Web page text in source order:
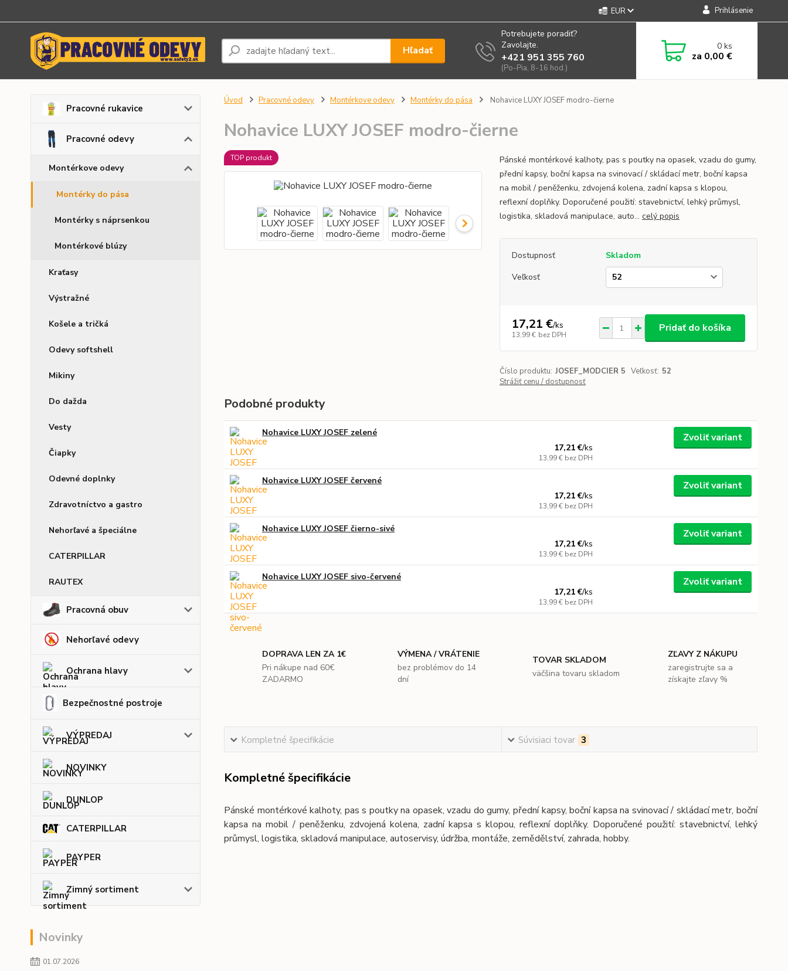
EUR Prihlásenie
Hľadať
Potrebujete poradiť?
Zavolajte.
+421 951 355 760
(Po-Pia, 8-16 hod.)
0ks
za 0,00 €
Pracovné rukavice
Pracovné odevy
Montérkove odevy
Montérky do pása
Montérky s náprsenkou
Montérkové blúzy
Kraťasy
Výstražné
Košele a tričká
Odevy softshell
Mikiny
Do dažda
Vesty
Čiapky
Odevné doplnky
Zdravotníctvo a gastro
Nehorľavé a špeciálne
CATERPILLAR
RAUTEX
Pracovná obuv
Nehorľavé odevy
Ochrana hlavy
Bezpečnostné postroje
VÝPREDAJ
NOVINKY
DUNLOP
CATERPILLAR
PAYPER
Zimný sortiment
Novinky
01.07.2026
Úvod Pracovné odevy Montérkove odevy Montérky do pása Nohavice LUXY JOSEF modro-čierne
Nohavice LUXY JOSEF modro-čierne
TOP produkt
Pánské montérkové kalhoty, pas s poutky na opasek, vzadu do gumy,
přední kapsy, boční kapsa na svinovací / skládací metr, boční kapsa
na mobil / peněženku, zdvojená kolena, zadní kapsa s klopou,
reflexní doplňky. Doporučené použití: stavebnictví, lehký průmysl,
logistika, skladová manipulace, auto... celý popis
Dostupnosť
Skladom
Veľkosť
17,21 €/ks
13,99 € bez DPH
Pridať do košíka
Číslo produktu: JOSEF_MODCIER 5 Veľkosť: 52
Strážiť cenu / dostupnosť
Podobné produkty
Nohavice LUXY JOSEF zelené
17,21 €/ks
13,99 € bez DPH
Zvoliť variant
Nohavice LUXY JOSEF červené
17,21 €/ks
13,99 € bez DPH
Zvoliť variant
Nohavice LUXY JOSEF čierno-sivé
17,21 €/ks
13,99 € bez DPH
Zvoliť variant
Nohavice LUXY JOSEF sivo-červené
17,21 €/ks
13,99 € bez DPH
Zvoliť variant
DOPRAVA LEN ZA 1€
Pri nákupe nad 60€
ZADARMO
VÝMENA / VRÁTENIE
bez problémov do 14
dní
TOVAR SKLADOM
väčšina tovaru skladom
ZĽAVY Z NÁKUPU
zaregistrujte sa a
získajte zľavy %
Kompletné špecifikácie Súvisiaci tovar 3
Kompletné špecifikácie
Pánské montérkové kalhoty, pas s poutky na opasek, vzadu do gumy, přední kapsy, boční kapsa na svinovací / skládací metr, boční
kapsa na mobil / peněženku, zdvojená kolena, zadní kapsa s klopou, reflexní doplňky. Doporučené použití: stavebnictví, lehký
průmysl, logistika, skladová manipulace, autoservisy, údržba, montáže, zemědělství, zahrada, hobby.